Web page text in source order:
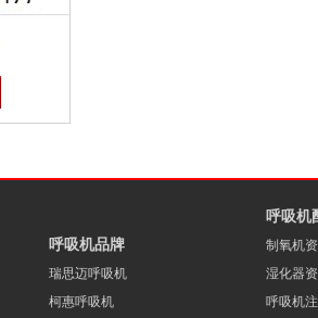
呼吸机品牌
瑞思迈呼吸机
柯惠呼吸机
呼吸机
制氧机
湿化器
呼吸机